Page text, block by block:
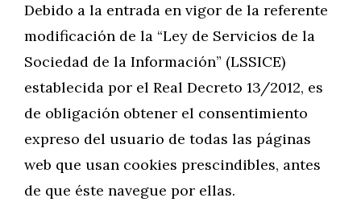
Debido a la entrada en vigor de la referente
modificación de la “Ley de Servicios de la
Sociedad de la Información” (LSSICE)
establecida por el Real Decreto 13/2012, es
de obligación obtener el consentimiento
expreso del usuario de todas las páginas
web que usan cookies prescindibles, antes
de que éste navegue por ellas.